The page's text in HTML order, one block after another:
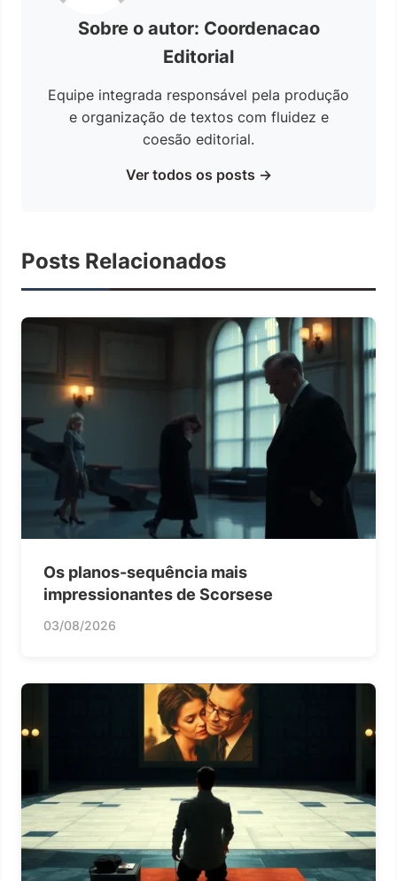
Sobre o autor: Coordenacao
Editorial
Equipe integrada responsável pela produção
e organização de textos com fluidez e
coesão editorial.
Ver todos os posts →
Posts Relacionados
Os planos-sequência mais
impressionantes de Scorsese
03/08/2026